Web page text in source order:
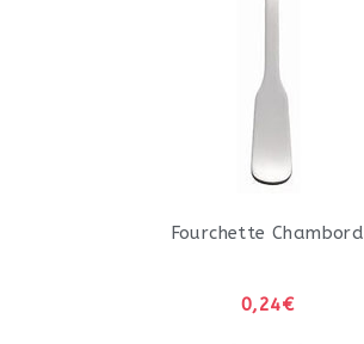
Fourchette Chambord
0,24€